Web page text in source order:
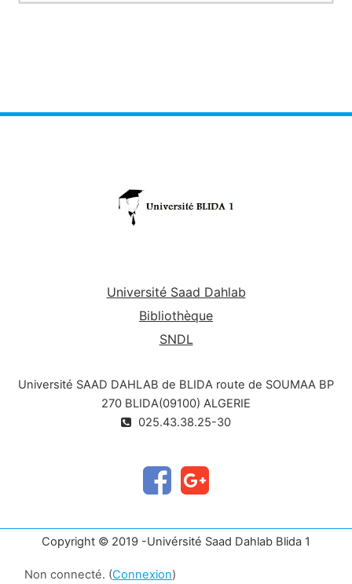
pratiques au laboratoire ainsi que les risques au
Université Saad Dahlab
Bibliothèque
SNDL
Université SAAD DAHLAB de BLIDA route de SOUMAA BP
270 BLIDA(09100) ALGERIE
025.43.38.25-30
Copyright © 2019 -Univérsité Saad Dahlab Blida 1
Non connecté. (Connexion)